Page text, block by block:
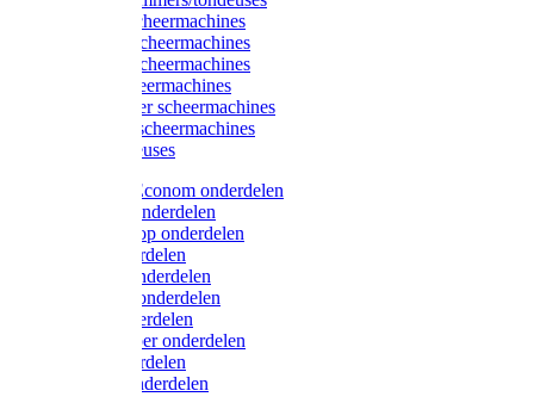
Heiniger scheermachines
Hauptner scheermachines
Aesculap scheermachines
Liscop scheermachines
FarmClipper scheermachines
Constanta scheermachines
Wahl tondeuses
Aesculap/Econom onderdelen
Hauptner onderdelen
Lister/Liscop onderdelen
Eider onderdelen
Heiniger onderdelen
Constanta onderdelen
Moser onderdelen
Farm Clipper onderdelen
Oster onderdelen
TailWell onderdelen